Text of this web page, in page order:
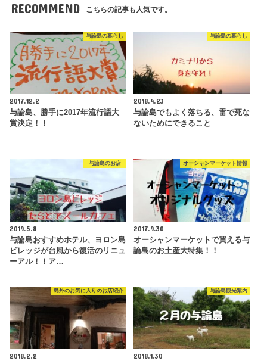
RECOMMEND こちらの記事も人気です。
与論島の暮らし
2017.12.2
与論島、勝手に2017年流行語大
賞決定！！
与論島の暮らし
2018.4.23
与論島でもよく落ちる、雷で死な
ないためにできること
与論島のお店
2019.5.8
与論島おすすめホテル、ヨロン島
ビレッジが台風から復活のリニュ
ーアル！！ア…
オーシャンマーケット情報
2017.9.30
オーシャンマーケットで買える与
論島のお土産大特集！！
島外のお気に入りのお店紹介
2018.2.2
与論島観光案内
2018.1.30